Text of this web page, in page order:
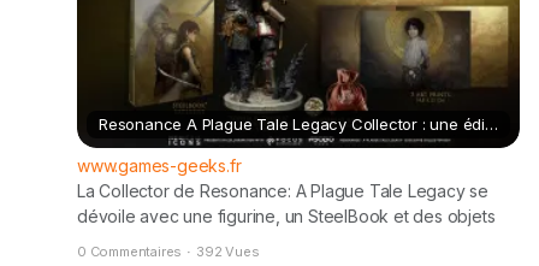
Resonance A Plague Tale Legacy Collector : une édition incontournable pour les fans
www.games-geeks.fr
La Collector de Resonance: A Plague Tale Legacy se
dévoile avec une figurine, un SteelBook et des objets
0 Commentaires · 392 Vues